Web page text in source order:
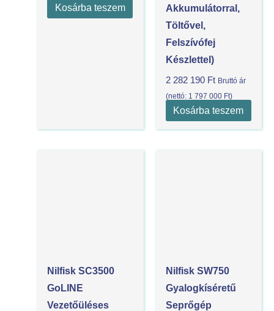
Kosárba teszem
Akkumulátorral,
Töltővel,
Felszívófej
Készlettel)
2 282 190 Ft Bruttó ár
(nettó: 1 797 000 Ft)
Kosárba teszem
Nilfisk SC3500
GoLINE
Vezetőüléses
Nilfisk SW750
Gyalogkíséretű
Seprőgép